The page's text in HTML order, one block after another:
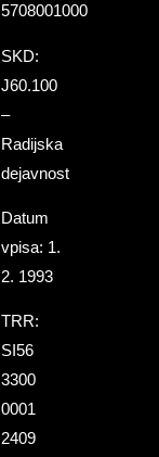
5708001000
SKD:
J60.100
–
Radijska
dejavnost
Datum
vpisa: 1.
2. 1993
TRR:
SI56
3300
0001
2409